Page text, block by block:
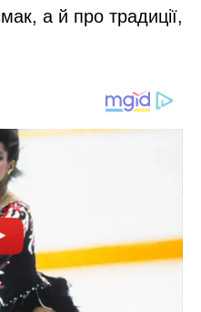
а й про традиції,